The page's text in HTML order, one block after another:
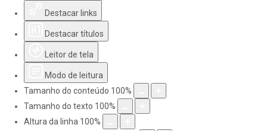
Destacar links
Destacar títulos
Leitor de tela
Modo de leitura
Tamanho do conteúdo 100%
Tamanho do texto 100%
Altura da linha 100%